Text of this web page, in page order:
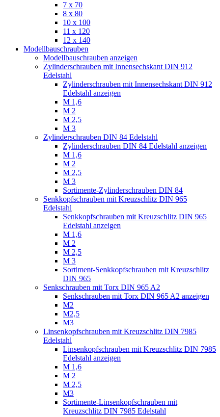
7 x 70
8 x 80
10 x 100
11 x 120
12 x 140
Modellbauschrauben
Modellbauschrauben anzeigen
Zylinderschrauben mit Innensechskant DIN 912
Edelstahl
Zylinderschrauben mit Innensechskant DIN 912
Edelstahl anzeigen
M 1,6
M 2
M 2,5
M 3
Zylinderschrauben DIN 84 Edelstahl
Zylinderschrauben DIN 84 Edelstahl anzeigen
M 1,6
M 2
M 2,5
M 3
Sortimente-Zylinderschrauben DIN 84
Senkkopfschrauben mit Kreuzschlitz DIN 965
Edelstahl
Senkkopfschrauben mit Kreuzschlitz DIN 965
Edelstahl anzeigen
M 1,6
M 2
M 2,5
M 3
Sortiment-Senkkopfschrauben mit Kreuzschlitz
DIN 965
Senkschrauben mit Torx DIN 965 A2
Senkschrauben mit Torx DIN 965 A2 anzeigen
M2
M2,5
M3
Linsenkopfschrauben mit Kreuzschlitz DIN 7985
Edelstahl
Linsenkopfschrauben mit Kreuzschlitz DIN 7985
Edelstahl anzeigen
M 1,6
M 2
M 2,5
M3
Sortimente-Linsenkopfschrauben mit
Kreuzschlitz DIN 7985 Edelstahl